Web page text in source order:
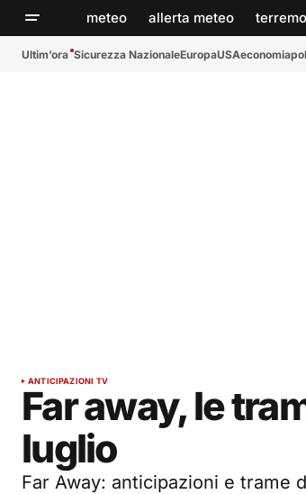
meteo allerta meteo
Ultim’ora Sicurezza NazionaleEuropaUSAeconomia
ANTICIPAZIONI TV
Far away, le
luglio
Far Away: anticipazioni e trame